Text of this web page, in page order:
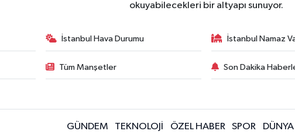
okuyabilecekleri bir altyapı sunuyor.
İstanbul Hava Durumu İstanbul Namaz
Tüm Manşetler Son Dakika
GÜNDEM TEKNOLOJİ ÖZEL HABER SPOR DÜNYA